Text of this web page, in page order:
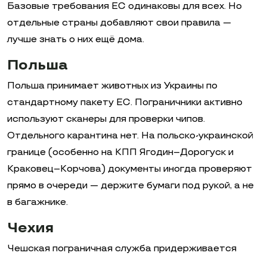
Базовые требования ЕС одинаковы для всех. Но
отдельные страны добавляют свои правила —
лучше знать о них ещё дома.
Польша
Польша принимает животных из Украины по
стандартному пакету ЕС. Пограничники активно
используют сканеры для проверки чипов.
Отдельного карантина нет. На польско-украинской
границе (особенно на КПП Ягодин–Дорогуск и
Краковец–Корчова) документы иногда проверяют
прямо в очереди — держите бумаги под рукой, а не
в багажнике.
Чехия
Чешская пограничная служба придерживается